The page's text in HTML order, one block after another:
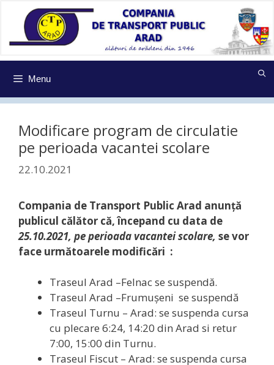
conținut
Menu
Modificare program de circulatie
pe perioada vacantei scolare
22.10.2021
Compania de Transport Public Arad anunţă
publicul călător că, începand cu data de
25.10.2021, pe perioada vacantei scolare, se vor
face următoarele modificări :
Traseul Arad –Felnac se suspendă.
Traseul Arad –Frumușeni se suspendă
Traseul Turnu – Arad: se suspenda cursa
cu plecare 6:24, 14:20 din Arad si retur
7:00, 15:00 din Turnu.
Traseul Fiscut – Arad: se suspenda cursa